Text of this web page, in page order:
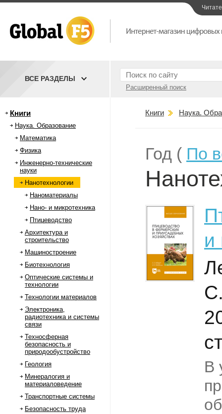
Расширенный поиск
ВСЕ РАЗДЕЛЫ
Книги
Наука. Образование
Математика
Физика
Инженерно-технические
науки
Нанотехнологии
Наноматериалы
Нано- и микротехника
Птицеводство
Архитектура и
строительство
Машиностроение
Биотехнология
Оптические системы и
технологии
Технологии материалов
Электроника,
радиотехника и системы
связи
Техносферная
безопасность и
природообустройство
Геология
Минералогия и
материаловедение
Транспортные системы
Безопасность труда
Книги Наука.
Год ( По
и
В